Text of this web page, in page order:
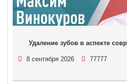
Удаление зубов в аспекте
8 сентября 2026 77777